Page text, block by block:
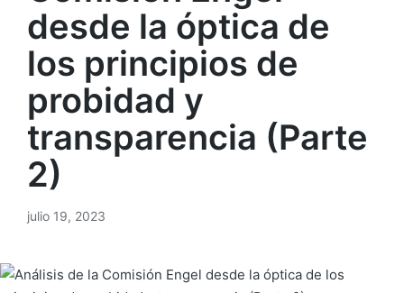
desde la óptica de
los principios de
probidad y
transparencia (Parte
2)
julio 19, 2023